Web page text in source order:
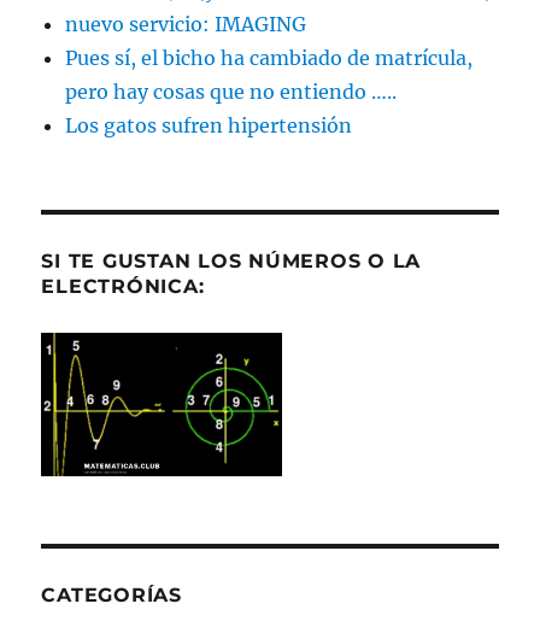
nuevo servicio: IMAGING
Pues sí, el bicho ha cambiado de matrícula,
pero hay cosas que no entiendo …..
Los gatos sufren hipertensión
SI TE GUSTAN LOS NÚMEROS O LA
ELECTRÓNICA:
CATEGORÍAS